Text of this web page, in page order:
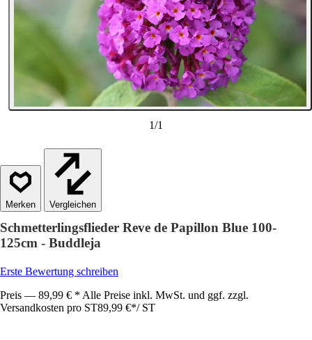
1/1
Vergleichen
Schmetterlingsflieder Reve de Papillon Blue 100-
125cm - Buddleja
Erste Bewertung schreiben
Preis — 89,99 € * Alle Preise inkl. MwSt. und ggf. zzgl.
Versandkosten pro ST89,99 €*/ ST